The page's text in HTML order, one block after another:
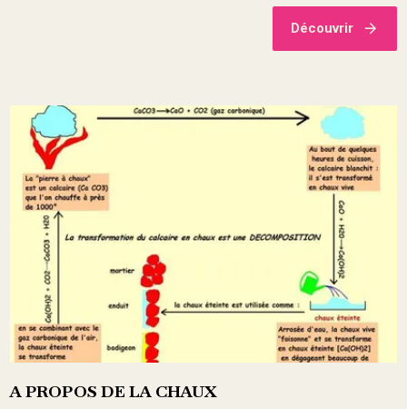
Découvrir
A PROPOS DE LA CHAUX